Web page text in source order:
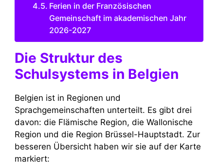
Ferien in der Französischen
Gemeinschaft im akademischen Jahr
2026-2027
Die Struktur des
Schulsystems in Belgien
Belgien ist in Regionen und
Sprachgemeinschaften unterteilt. Es gibt drei
davon: die Flämische Region, die Wallonische
Region und die Region Brüssel-Hauptstadt. Zur
besseren Übersicht haben wir sie auf der Karte
markiert: